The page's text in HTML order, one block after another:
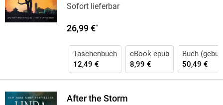
Sofort lieferbar
26,99 €*
Taschenbuch
12,49 €
eBook epub
8,99 €
Buch
50,49 €
After the Storm